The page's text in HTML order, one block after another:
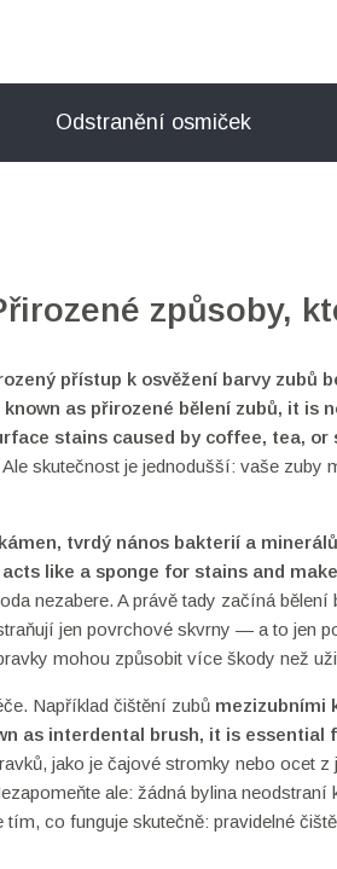
Odstranění osmiček
způsoby,
přístup k osvěžení barvy zubů
known as přirozené bělení zubů, it is
stains caused by coffee, tea, or
skutečnost je jednodušší: vaše zuby
, tvrdý nános bakterií a
like a sponge for stains and
nezabere. A právě tady začíná bělení
jen povrchové skvrny — a to jen
mohou způsobit více škody než
Například čištění zubů mezizubními
as interdental brush, it is essential
jako je čajové stromky nebo ocet
ale: žádná bylina
co funguje skutečně: pravidelné